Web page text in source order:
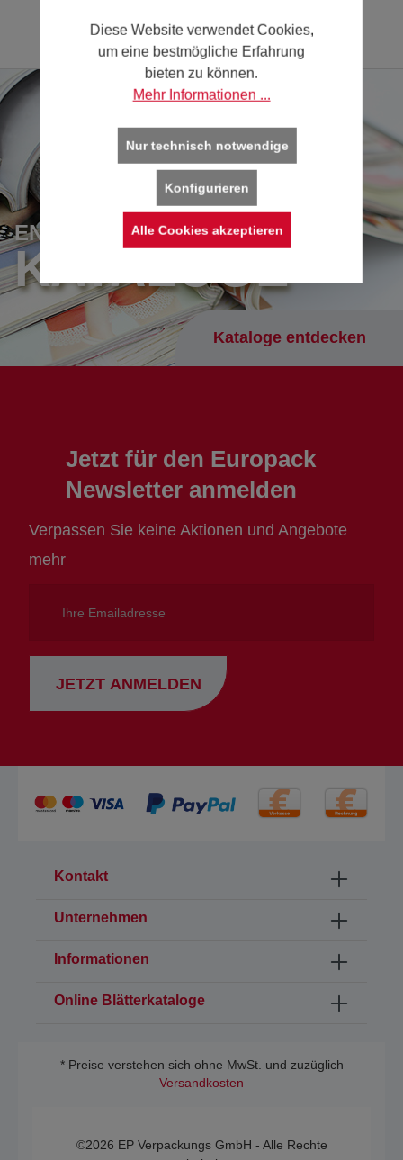
ENTDECKEN SIE UNSERE
KATALOGE
Kataloge entdecken
Jetzt für den Europack
Newsletter anmelden
Verpassen Sie keine Aktionen und Angebote
mehr
Emailadresse
JETZT ANMELDEN
Kontakt
Unternehmen
Informationen
Online Blätterkataloge
* Preise verstehen sich ohne MwSt. und zuzüglich
Versandkosten
©2026 EP Verpackungs GmbH - Alle Rechte
Diese Website verwendet Cookies,
um eine bestmögliche Erfahrung
bieten zu können.
Mehr Informationen ...
Nur technisch notwendige
Konfigurieren
Alle Cookies akzeptieren